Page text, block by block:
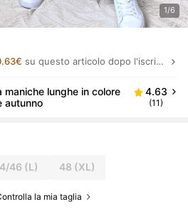
1/6
su questo articolo dopo l'iscrizione.
maniche lunghe in colore
autunno
4.63
(11)
46 (L) 48 (XL)
la mia taglia